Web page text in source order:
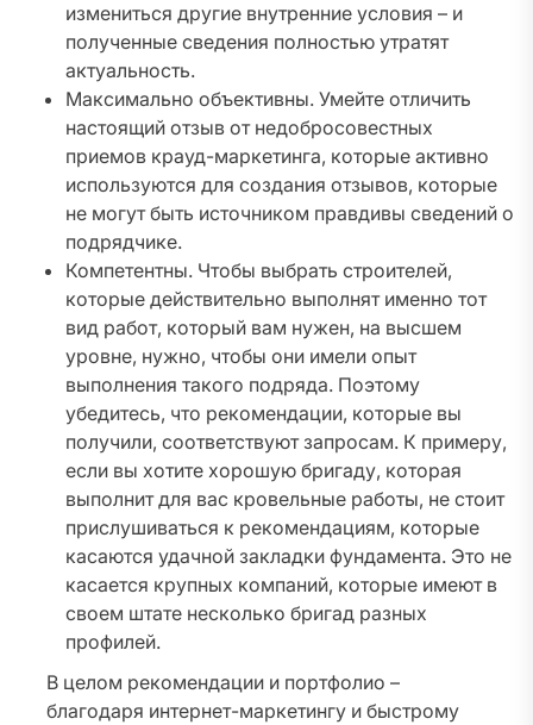
измениться другие внутренние условия – и
полученные сведения полностью утратят
актуальность.
Максимально объективны. Умейте отличить
настоящий отзыв от недобросовестных
приемов крауд-маркетинга, которые активно
используются для создания отзывов, которые
не могут быть источником правдивы сведений о
подрядчике.
Компетентны. Чтобы выбрать строителей,
которые действительно выполнят именно тот
вид работ, который вам нужен, на высшем
уровне, нужно, чтобы они имели опыт
выполнения такого подряда. Поэтому
убедитесь, что рекомендации, которые вы
получили, соответствуют запросам. К примеру,
если вы хотите хорошую бригаду, которая
выполнит для вас кровельные работы, не стоит
прислушиваться к рекомендациям, которые
касаются удачной закладки фундамента. Это не
касается крупных компаний, которые имеют в
своем штате несколько бригад разных
профилей.
В целом рекомендации и портфолио –
благодаря интернет-маркетингу и быстрому